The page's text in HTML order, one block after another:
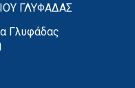
ΓΛΥΦΑΔΑΣ
Γλυφάδας